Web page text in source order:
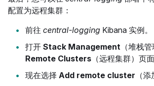
配置为远程集群：
前往 central-logging Kibana 实例。
打开 Stack Management （堆栈
Remote Clusters （远程集群）页
现在选择 Add remote cluster （